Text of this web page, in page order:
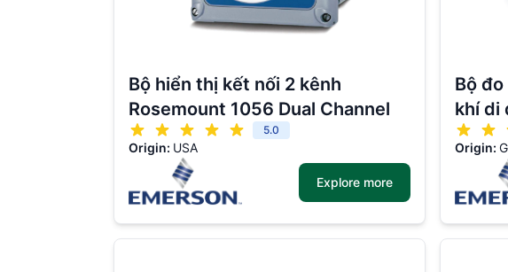
Bộ hiển thị kết nối 2 kênh
Rosemount 1056 Dual Channel
5.0
Origin: USA
Explore more
Bộ
khí di
Origin: